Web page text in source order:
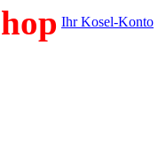
Ihr Kosel-Konto